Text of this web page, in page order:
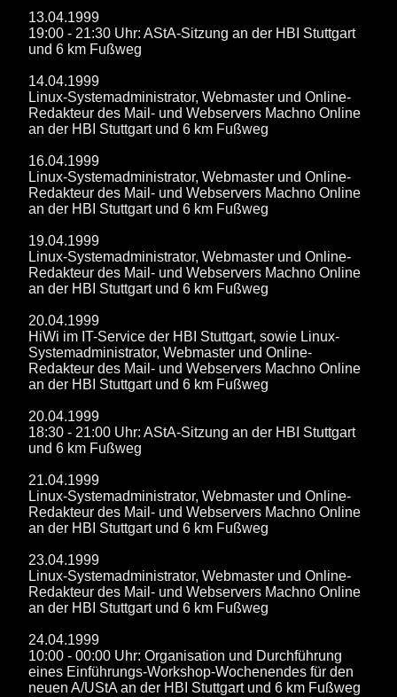
13.04.1999
19:00 - 21:30 Uhr: AStA-Sitzung an der HBI Stuttgart
und 6 km Fußweg
14.04.1999
Linux-Systemadministrator, Webmaster und Online-
Redakteur des Mail- und Webservers Machno Online
an der HBI Stuttgart und 6 km Fußweg
16.04.1999
Linux-Systemadministrator, Webmaster und Online-
Redakteur des Mail- und Webservers Machno Online
an der HBI Stuttgart und 6 km Fußweg
19.04.1999
Linux-Systemadministrator, Webmaster und Online-
Redakteur des Mail- und Webservers Machno Online
an der HBI Stuttgart und 6 km Fußweg
20.04.1999
HiWi im IT-Service der HBI Stuttgart, sowie Linux-
Systemadministrator, Webmaster und Online-
Redakteur des Mail- und Webservers Machno Online
an der HBI Stuttgart und 6 km Fußweg
20.04.1999
18:30 - 21:00 Uhr: AStA-Sitzung an der HBI Stuttgart
und 6 km Fußweg
21.04.1999
Linux-Systemadministrator, Webmaster und Online-
Redakteur des Mail- und Webservers Machno Online
an der HBI Stuttgart und 6 km Fußweg
23.04.1999
Linux-Systemadministrator, Webmaster und Online-
Redakteur des Mail- und Webservers Machno Online
an der HBI Stuttgart und 6 km Fußweg
24.04.1999
10:00 - 00:00 Uhr: Organisation und Durchführung
eines Einführungs-Workshop-Wochenendes für den
neuen A/UStA an der HBI Stuttgart und 6 km Fußweg